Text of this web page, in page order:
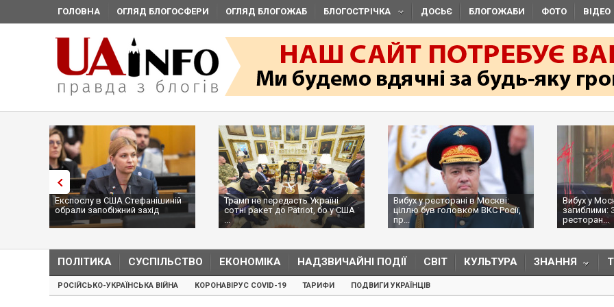
ГОЛОВНА ОГЛЯД БЛОГОСФЕРИ ОГЛЯД БЛОГОЖАБ БЛОГОСТРІЧКА ДОСЬЄ БЛОГОЖАБИ ФОТО ВІДЕО
Експослу в США Стефанішиній
обрали запобіжний захід
Трамп не передасть Україні
сотні ракет до Patriot, бо у США
...
Вибух у ресторані в Москві:
ціллю був головком ВКС Росії,
пр...
Вибух у
загиблими:
ресторан...
ПОЛІТИКА СУСПІЛЬСТВО ЕКОНОМІКА НАДЗВИЧАЙНІ ПОДІЇ СВІТ КУЛЬТУРА ЗНАННЯ
РОСІЙСЬКО-УКРАЇНСЬКА ВІЙНА КОРОНАВІРУС COVID-19 ТАРИФИ ПОДВИГИ УКРАЇНЦІВ